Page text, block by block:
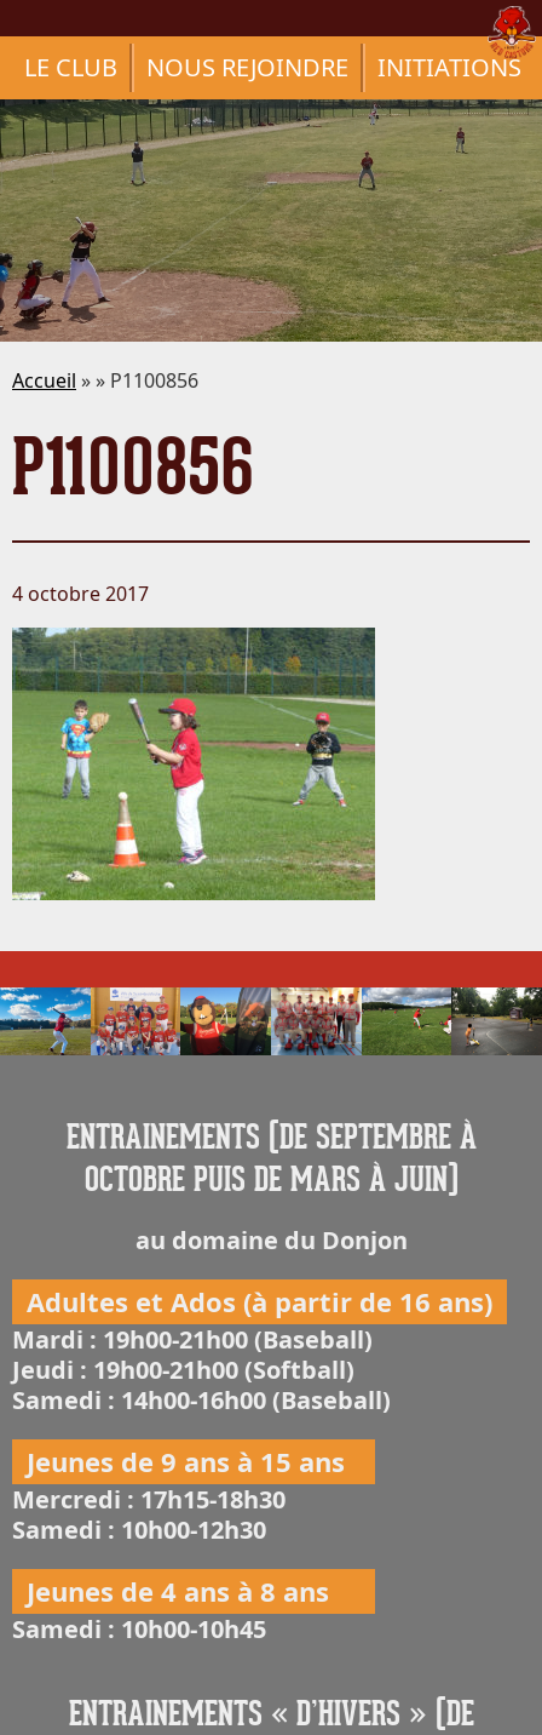
LE CLUB NOUS REJOINDRE INITIATIONS
Accueil » » P1100856
P1100856
4 octobre 2017
ENTRAINEMENTS (DE SEPTEMBRE À
OCTOBRE PUIS DE MARS À JUIN)
au domaine du Donjon
Adultes et Ados (à partir de 16 ans)
Mardi : 19h00-21h00 (Baseball)
Jeudi : 19h00-21h00 (Softball)
Samedi : 14h00-16h00 (Baseball)
Jeunes de 9 ans à 15 ans
Mercredi : 17h15-18h30
Samedi : 10h00-12h30
Jeunes de 4 ans à 8 ans
Samedi : 10h00-10h45
ENTRAINEMENTS « D’HIVERS » (DE